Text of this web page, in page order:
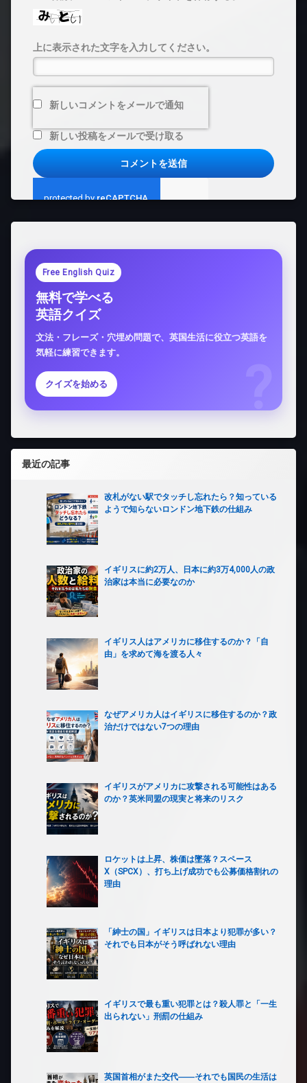
上に表示された文字を入力してください。
新しいコメントをメールで通知
新しい投稿をメールで受け取る
Free English Quiz
無料で学べる
英語クイズ
文法・フレーズ・穴埋め問題で、英国生活に役立つ英語を
気軽に練習できます。
クイズを始める
最近の記事
改札がない駅でタッチし忘れたら？知っている
ようで知らないロンドン地下鉄の仕組み
イギリスに約2万人、日本に約3万4,000人の政
治家は本当に必要なのか
イギリス人はアメリカに移住するのか？「自
由」を求めて海を渡る人々
なぜアメリカ人はイギリスに移住するのか？政
治だけではない7つの理由
イギリスがアメリカに攻撃される可能性はある
のか？英米同盟の現実と将来のリスク
ロケットは上昇、株価は墜落？スペース
X（SPCX）、打ち上げ成功でも公募価格割れの
理由
「紳士の国」イギリスは日本より犯罪が多い？
それでも日本がそう呼ばれない理由
イギリスで最も重い犯罪とは？殺人罪と「一生
出られない」刑罰の仕組み
英国首相がまた交代――それでも国民の生活は